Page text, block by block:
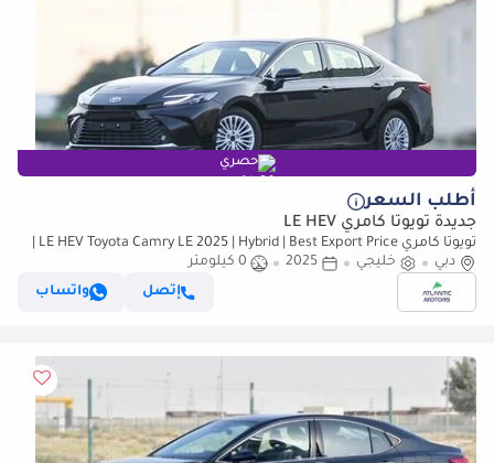
حصري
أطلب السعر
جديدة تويوتا كامري LE HEV
(للتصدير فقط)
دبي خليجي 2025
0 كيلومتر
إتصل
واتساب